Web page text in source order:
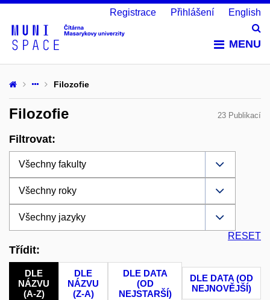
MENU
Registrace Přihlášení English
Filozofie
23 Publikací
Filozofie
Filtrovat:
RESET
Třídit:
DLE
NÁZVU
(A-Z)
DLE
NÁZVU
(Z-A)
DLE DATA
(OD
NEJSTARŠÍ)
DLE DATA (OD
NEJNOVĚJŠÍ)